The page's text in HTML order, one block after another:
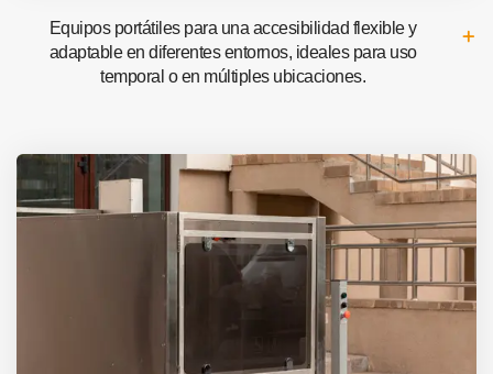
Equipos portátiles para una accesibilidad flexible y
adaptable en diferentes entornos, ideales para uso
temporal o en múltiples ubicaciones.